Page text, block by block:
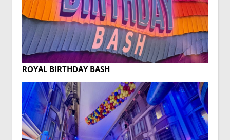
ROYAL BIRTHDAY BASH